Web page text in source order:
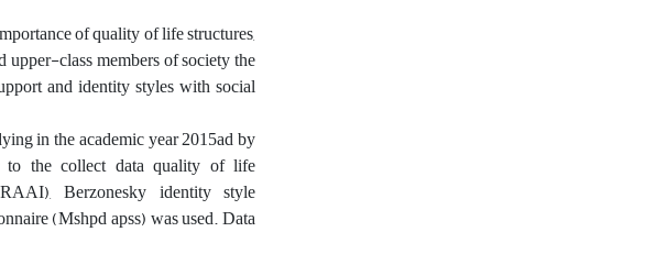
of quality of life structures,
upper-class members of society the
and identity styles with social
in the academic year 2015ad by
to the collect data quality of life
Berzonesky identity style
(Mshpd apss) was used. Data